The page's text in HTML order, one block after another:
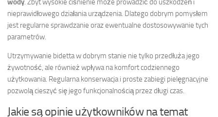
wody. Zbyt wysokie ciśnienie może prowadzić do uszkodzeń i
nieprawidłowego działania urządzenia. Dlatego dobrym pomysłem
jest regularne sprawdzanie oraz ewentualne dostosowywanie tych
parametrów.
Utrzymywanie bidetta w dobrym stanie nie tylko przedłuża jego
żywotność, ale również wpływa na komfort codziennego
użytkowania. Regularna konserwacja i proste zabiegi pielęgnacyjne
pozwolą cieszyć się jego funkcjonalnością przez długi czas.
Jakie są opinie użytkowników na temat